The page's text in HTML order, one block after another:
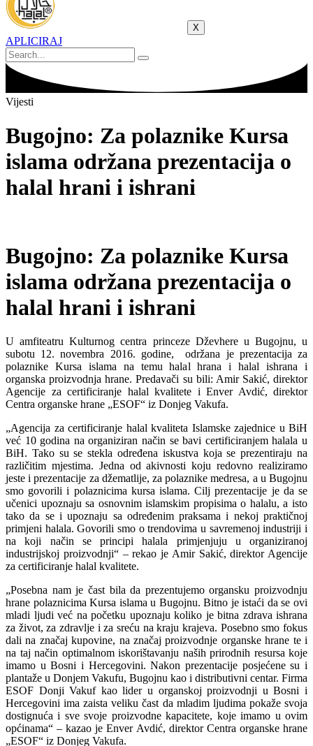
X
APLICIRAJ
Vijesti
Bugojno: Za polaznike Kursa
islama održana prezentacija o
halal hrani i ishrani
Bugojno: Za polaznike Kursa
islama održana prezentacija o
halal hrani i ishrani
U amfiteatru Kulturnog centra princeze Dževhere u Bugojnu, u
subotu 12. novembra 2016. godine, održana je prezentacija za
polaznike Kursa islama na temu halal hrana i halal ishrana i
organska proizvodnja hrane. Predavači su bili: Amir Sakić, direktor
Agencije za certificiranje halal kvalitete i Enver Avdić, direktor
Centra organske hrane „ESOF“ iz Donjeg Vakufa.
„Agencija za certificiranje halal kvaliteta Islamske zajednice u BiH
već 10 godina na organiziran način se bavi certificiranjem halala u
BiH. Tako su se stekla određena iskustva koja se prezentiraju na
različitim mjestima. Jedna od akivnosti koju redovno realiziramo
jeste i prezentacije za džematlije, za polaznike medresa, a u Bugojnu
smo govorili i polaznicima kursa islama. Cilj prezentacije je da se
učenici upoznaju sa osnovnim islamskim propisima o halalu, a isto
tako da se i upoznaju sa određenim praksama i nekoj praktičnoj
primjeni halala. Govorili smo o trendovima u savremenoj industriji i
na koji način se principi halala primjenjuju u organiziranoj
industrijskoj proizvodnji“ – rekao je Amir Sakić, direktor Agencije
za certificiranje halal kvalitete.
„Posebna nam je čast bila da prezentujemo organsku proizvodnju
hrane polaznicima Kursa islama u Bugojnu. Bitno je istaći da se ovi
mladi ljudi već na početku upoznaju koliko je bitna zdrava ishrana
za život, za zdravlje i za sreću na kraju krajeva. Posebno smo fokus
dali na značaj kupovine, na značaj proizvodnje organske hrane te i
na taj način optimalnom iskorištavanju naših prirodnih resursa koje
imamo u Bosni i Hercegovini. Nakon prezentacije posjećene su i
plantaže u Donjem Vakufu, Bugojnu kao i distributivni centar. Firma
ESOF Donji Vakuf kao lider u organskoj proizvodnji u Bosni i
Hercegovini ima zaista veliku čast da mladim ljudima pokaže svoja
dostignuća i sve svoje proizvodne kapacitete, koje imamo u ovim
općinama“ – kazao je Enver Avdić, direktor Centra organske hrane
„ESOF“ iz Donjeg Vakufa.